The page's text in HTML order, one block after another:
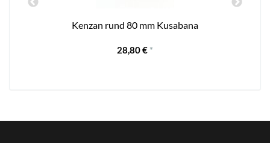
Kenzan rund 80 mm Kusabana
28,80 € *